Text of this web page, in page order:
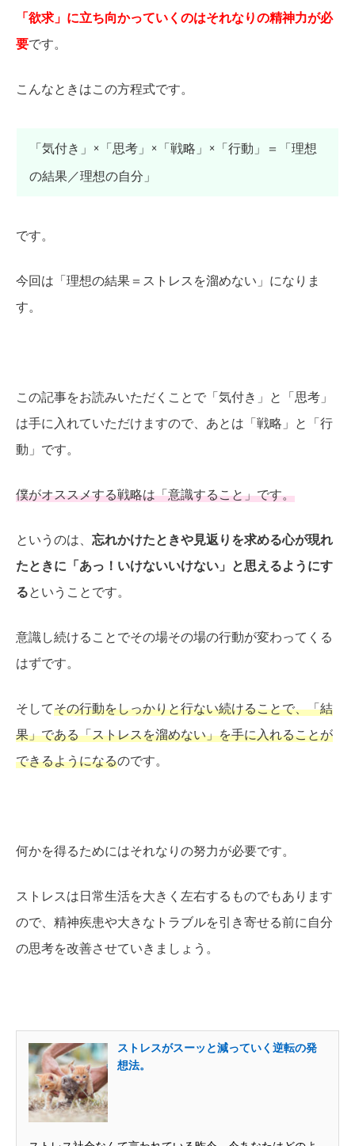
「欲求」に立ち向かっていくのはそれなりの精神力が必
要です。
こんなときはこの方程式です。
「気付き」×「思考」×「戦略」×「行動」＝「理想
の結果／理想の自分」
です。
今回は「理想の結果＝ストレスを溜めない」になりま
す。
この記事をお読みいただくことで「気付き」と「思考」
は手に入れていただけますので、あとは「戦略」と「行
動」です。
僕がオススメする戦略は「意識すること」です。
というのは、 忘れかけたときや見返りを求める心が現れ
たときに「あっ！いけないいけない」と思えるようにす
るということです。
意識し続けることでその場その場の行動が変わってくる
はずです。
そしてその行動をしっかりと行ない続けることで、「結
果」である「ストレスを溜めない」を手に入れることが
できるようになるのです。
何かを得るためにはそれなりの努力が必要です。
ストレスは日常生活を大きく左右するものでもあります
ので、精神疾患や大きなトラブルを引き寄せる前に自分
の思考を改善させていきましょう。
ストレスがスーッと減っていく逆転の発
想法。